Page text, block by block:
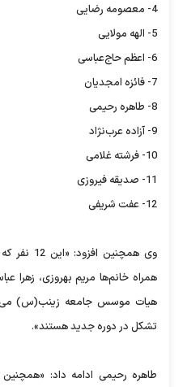
4- معصومه رضایی
5- الهه مولایی
6- اعظم حاج‌عباسی
7- فائزه امجدیان
8- طاهره رحیمی
9- آزاده عرب‌نژاد
10- فرشته غلامی
11- صدیقه فیروزی
12- عفت شریفی
وی
همراه خانم‌ها مریم بهروزی،
تشکل در دوره جدید هستند».
طاهره رحیمی ادامه داد: